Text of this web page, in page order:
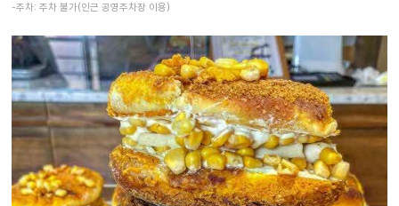
-주차: 주차 불가(인근 공영주차장 이용)